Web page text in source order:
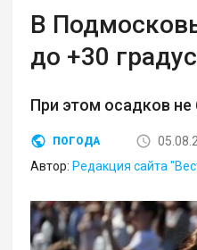
В
до +30
При этом осадков не
ПОГОДА
Автор: Редакция сайта